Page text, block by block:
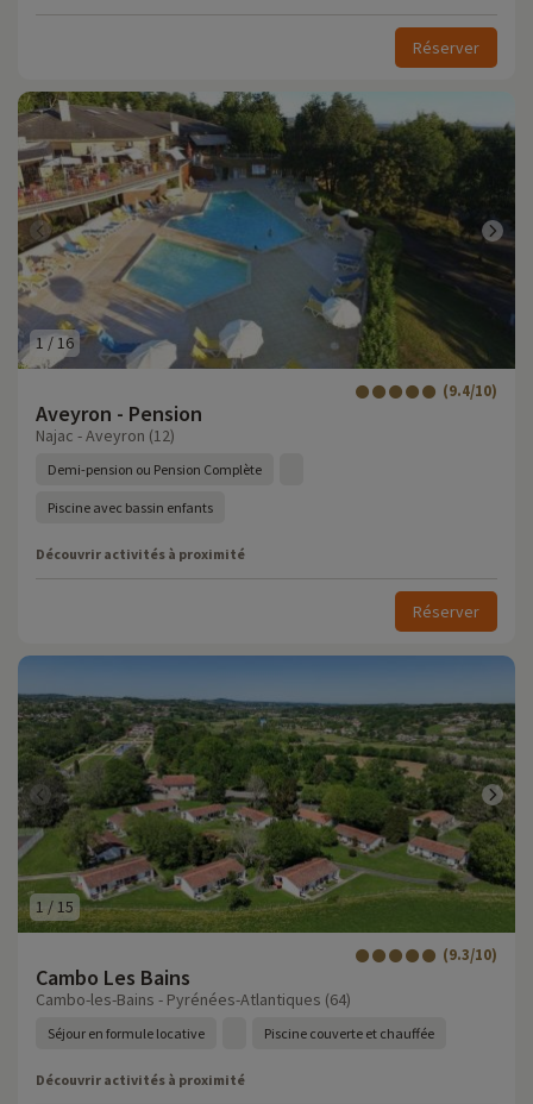
Réserver
1/16
Aveyron - Pension
(9.4/10)
Najac - Aveyron (12)
Demi-pension ou Pension Complète
Piscine avec bassin enfants
Découvrir activités à proximité
Réserver
1 / 15
Cambo Les Bains
(9.3/10)
Cambo-les-Bains - Pyrénées-Atlantiques (64)
Séjour en formule locative Piscine couverte et chauffée
Découvrir activités à proximité